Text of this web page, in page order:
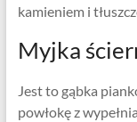
kamieniem i
Myjka
Jest to gąbka
powłokę z